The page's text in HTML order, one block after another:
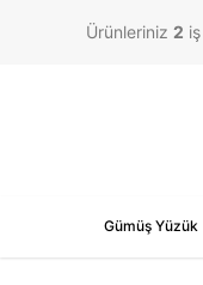
Ürünleriniz 2
Gümüş Yüzük